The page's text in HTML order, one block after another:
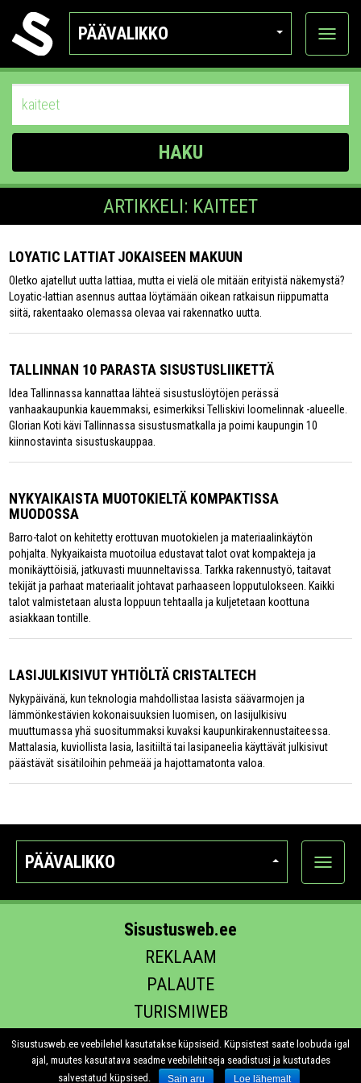
PÄÄVALIKKO
Näytä
HAKU
ARTIKKELI: KAITEET
LOYATIC LATTIAT JOKAISEEN MAKUUN
Oletko ajatellut uutta lattiaa, mutta ei vielä ole mitään erityistä näkemystä?
Loyatic-lattian asennus auttaa löytämään oikean ratkaisun riippumatta
siitä, rakentaako olemassa olevaa vai rakennatko uutta.
TALLINNAN 10 PARASTA SISUSTUSLIIKETTÄ
Idea Tallinnassa kannattaa lähteä sisustuslöytöjen perässä
vanhaakaupunkia kauemmaksi, esimerkiksi Telliskivi loomelinnak -alueelle.
Glorian Koti kävi Tallinnassa sisustusmatkalla ja poimi kaupungin 10
kiinnostavinta sisustuskauppaa.
NYKYAIKAISTA MUOTOKIELTÄ KOMPAKTISSA
MUODOSSA
Barro-talot on kehitetty erottuvan muotokielen ja materiaalinkäytön
pohjalta. Nykyaikaista muotoilua edustavat talot ovat kompakteja ja
monikäyttöisiä, jatkuvasti muunneltavissa. Tarkka rakennustyö, taitavat
tekijät ja parhaat materiaalit johtavat parhaaseen lopputulokseen. Kaikki
talot valmistetaan alusta loppuun tehtaalla ja kuljetetaan koottuna
asiakkaan tontille.
LASIJULKISIVUT YHTIÖLTÄ CRISTALTECH
Nykypäivänä, kun teknologia mahdollistaa lasista säävarmojen ja
lämmönkestävien kokonaisuuksien luomisen, on lasijulkisivu
muuttumassa yhä suositummaksi kuvaksi kaupunkirakennustaiteessa.
Mattalasia, kuviollista lasia, lasitiiltä tai lasipaneelia käyttävät julkisivut
päästävät sisätiloihin pehmeää ja hajottamatonta valoa.
PÄÄVALIKKO
Näytä
Sisustusweb.ee
REKLAAM
PALAUTE
TURISMIWEB
EHITUS.EE
Sisustusweb.ee veebilehel kasutatakse küpsiseid. Küpsistest saate loobuda igal
ajal, muutes kasutatava seadme veebilehitseja seadistusi ja kustutades
salvestatud küpsised.
Sain aru Loe lähemalt